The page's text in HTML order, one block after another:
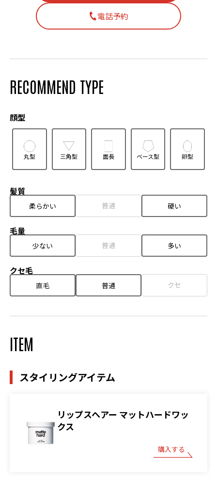
電話予約
RECOMMEND TYPE
顔型
丸型 三角型 面長 ベース型 卵型
髪質
柔らかい 普通 硬い
毛量
少ない 普通 多い
クセ毛
直毛 普通 クセ
ITEM
スタイリングアイテム
リップスヘアー マットハードワッ
クス
購入する